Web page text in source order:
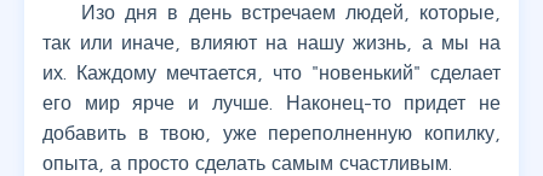
Изо дня в день встречаем людей, которые,
так или иначе, влияют на нашу жизнь, а мы на
их. Каждому мечтается, что "новенький" сделает
его мир ярче и лучше. Наконец-то придет не
добавить в твою, уже переполненную копилку,
опыта, а просто сделать самым счастливым.